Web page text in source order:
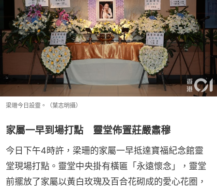
梁珊今日設靈。（葉志明攝）
家屬一早到場打點 靈堂佈置莊嚴肅穆
今日下午4時許，梁珊的家屬一早抵達寶福紀念館靈
堂現場打點。靈堂中央掛有橫匾「永遠懷念」，靈堂
前擺放了家屬以黃白玫瑰及百合花砌成的愛心花圈，